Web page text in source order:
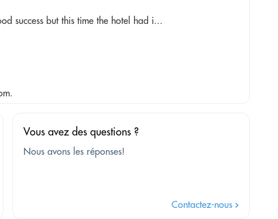
success but this time the hotel had i...
Vous avez des questions ?
Nous avons les réponses!
Contactez-nous